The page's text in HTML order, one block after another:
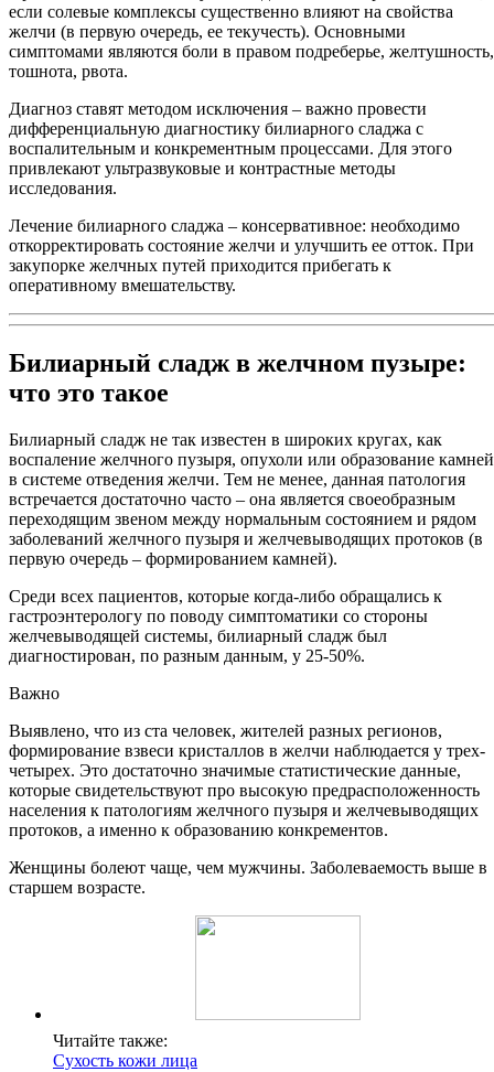
если солевые комплексы существенно влияют на свойства
желчи (в первую очередь, ее текучесть). Основными
симптомами являются боли в правом подреберье, желтушность,
тошнота, рвота.
Диагноз ставят методом исключения – важно провести
дифференциальную диагностику билиарного сладжа с
воспалительным и конкрементным процессами. Для этого
привлекают ультразвуковые и контрастные методы
исследования.
Лечение билиарного сладжа – консервативное: необходимо
откорректировать состояние желчи и улучшить ее отток. При
закупорке желчных путей приходится прибегать к
оперативному вмешательству.
Билиарный сладж в желчном пузыре:
что это такое
Билиарный сладж не так известен в широких кругах, как
воспаление желчного пузыря, опухоли или образование камней
в системе отведения желчи. Тем не менее, данная патология
встречается достаточно часто – она является своеобразным
переходящим звеном между нормальным состоянием и рядом
заболеваний желчного пузыря и желчевыводящих протоков (в
первую очередь – формированием камней).
Среди всех пациентов, которые когда-либо обращались к
гастроэнтерологу по поводу симптоматики со стороны
желчевыводящей системы, билиарный сладж был
диагностирован, по разным данным, у 25-50%.
Важно
Выявлено, что из ста человек, жителей разных регионов,
формирование взвеси кристаллов в желчи наблюдается у трех-
четырех. Это достаточно значимые статистические данные,
которые свидетельствуют про высокую предрасположенность
населения к патологиям желчного пузыря и желчевыводящих
протоков, а именно к образованию конкрементов.
Женщины болеют чаще, чем мужчины. Заболеваемость выше в
старшем возрасте.
Читайте также:
Сухость кожи лица